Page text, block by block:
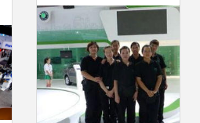
高度赞誉